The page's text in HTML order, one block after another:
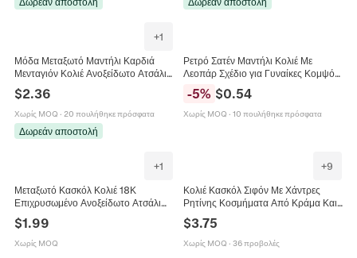
+1
Μόδα Μεταξωτό Μαντήλι Καρδιά
Μενταγιόν Κολιέ Ανοξείδωτο Ατσάλι
Υφασμάτινο Κολιέ Αισθητικό
Κόσμημα Για Γυναίκες
$2.36
Χωρίς MOQ · 20 πουλήθηκε πρόσφατα
Δωρεάν αποστολή
Ρετρό Σατέν Μαντήλι Κολιέ Με
Λεοπάρ Σχέδιο για Γυναίκες Κομψό
Μαντήλι Λαιμού Με Ζωικό Μοτίβο
Διακοσμητική Κορδέλα Μαλλιών
-5% $0.54
Χωρίς MOQ · 10 πουλήθηκε πρόσφατα
+1
Μεταξωτό Κασκόλ Κολιέ 18Κ
Επιχρυσωμένο Ανοξείδωτο Ατσάλι
Πεταλούδα Καρδιά Μενταγιόν Floral
Κορδέλα Για Γυναίκες
$1.99
Χωρίς MOQ
+9
Κολιέ Κασκόλ Σιφόν Με Χάντρες
Ρητίνης Κοσμήματα Από Κράμα Και
Υφασμάτινο Λουλούδι Κομψό Boho
Διακοσμητικό Γυναικείο
$3.75
Χωρίς MOQ · 36 προβολές